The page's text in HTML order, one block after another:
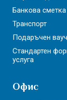
Банкова сметка
Транспорт
Подаръчен
Стандартен
услуга
Офис